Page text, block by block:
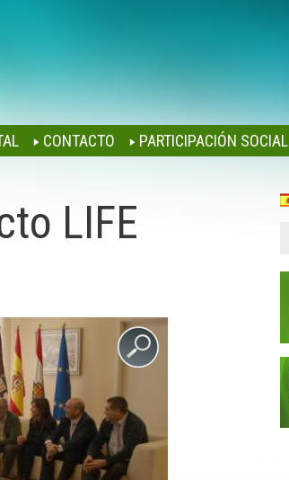
CONTACTO PARTICIPACIÓN SOCIAL
LIFE